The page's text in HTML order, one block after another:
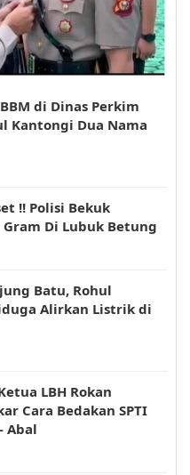
di Dinas Perkim
Kantongi Dua Nama
!! Polisi Bekuk
Gram Di Lubuk Betung
Batu, Rohul
Alirkan Listrik di
LBH Rokan
Cara Bedakan SPTI
Abal